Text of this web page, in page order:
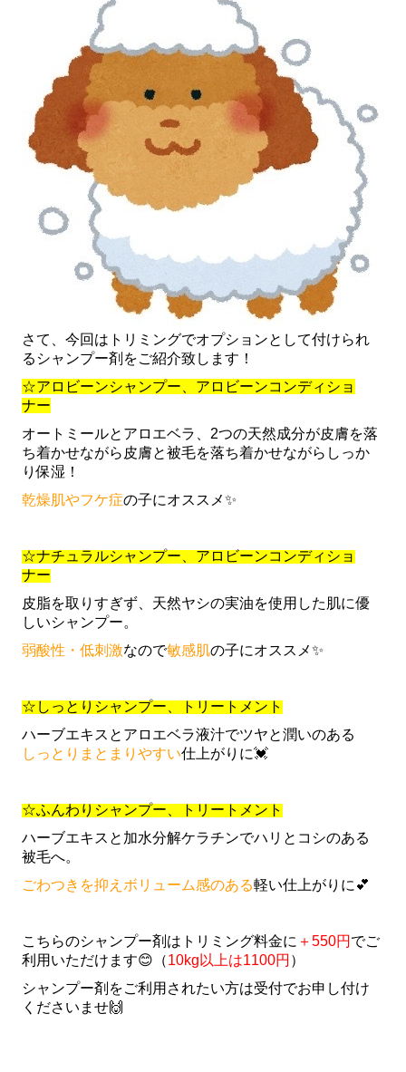
さて、今回はトリミングでオプションとして付けられ
るシャンプー剤をご紹介致します！
☆アロビーンシャンプー、アロビーンコンディショ
ナー
オートミールとアロエベラ、2つの天然成分が皮膚を落
ち着かせながら皮膚と被毛を落ち着かせながらしっか
り保湿！
乾燥肌やフケ症の子にオススメ✨
☆ナチュラルシャンプー、アロビーンコンディショ
ナー
皮脂を取りすぎず、天然ヤシの実油を使用した肌に優
しいシャンプー。
弱酸性・低刺激なので敏感肌の子にオススメ✨
☆しっとりシャンプー、トリートメント
ハーブエキスとアロエベラ液汁でツヤと潤いのある
しっとりまとまりやすい仕上がりに💓
☆ふんわりシャンプー、トリートメント
ハーブエキスと加水分解ケラチンでハリとコシのある
被毛へ。
ごわつきを抑えボリューム感のある軽い仕上がりに💕
こちらのシャンプー剤はトリミング料金に ＋550円 でご
利用いただけます😊（10kg以上は1100円 ）
シャンプー剤をご利用されたい方は受付でお申し付け
くださいませ🙌